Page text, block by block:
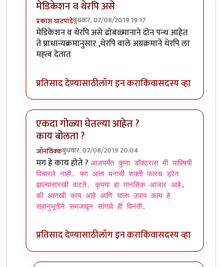
मेडिकेशन व थेरपि असे
प्रकाश घाटपांडेबुधवार, 07/08/2019 19:17
In reply toशक्तिमान सिरियल मधली गीता.byतमराज
मेडिकेशन व थेरपि असे ढोबळ्मानाने दोन पन्थ आहेत
ते प्राधान्यक्रमानुसार ,थेरपि वाले अग्रक्रमाने थेरपि ला
मह्त्व देतात
प्रतिसाद देण्यासाठीलॉग इन कराकिंवासदस्य व्हा
एकदा गोळ्या घेतल्या आहेत ?
काय बोलता ?
जॉनविक्कबुधवार, 07/08/2019 20:04
In reply toशक्तिमान सिरियल मधली गीता.byतमराज
मग हे काय होते ? आजपर्यंत कुणा डॉक्टरला मी याविषयी
विचारले नाही. पण आता मनाची शक्ती फारच ड्रेन
झाल्यासारखी वाटते. कृपया हा मानसिक आजार आहे,
की आणखी काय आहे आणि याला उपाय काय हे
सहानुभूतीने समजावून सांगावे ही विनंती.
प्रतिसाद देण्यासाठीलॉग इन कराकिंवासदस्य व्हा